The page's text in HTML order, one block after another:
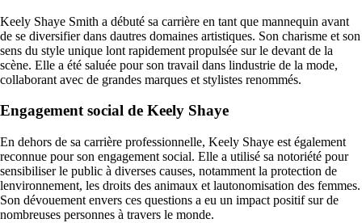
Keely Shaye Smith a débuté sa carrière en tant que mannequin avant
de se diversifier dans dautres domaines artistiques. Son charisme et son
sens du style unique lont rapidement propulsée sur le devant de la
scène. Elle a été saluée pour son travail dans lindustrie de la mode,
collaborant avec de grandes marques et stylistes renommés.
Engagement social de Keely Shaye
En dehors de sa carrière professionnelle, Keely Shaye est également
reconnue pour son engagement social. Elle a utilisé sa notoriété pour
sensibiliser le public à diverses causes, notamment la protection de
lenvironnement, les droits des animaux et lautonomisation des femmes.
Son dévouement envers ces questions a eu un impact positif sur de
nombreuses personnes à travers le monde.